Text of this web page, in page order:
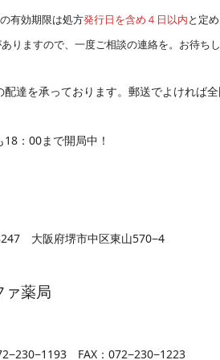
有効期限は処方発行日を含め４日以内と定
りますので、一度ご相談の連絡を。お待ちし
配達を承っております。郵送でよければ
18：00まで開局中！
大阪府堺市中区東山570−4
ァ薬局
FAX：072−230−1223